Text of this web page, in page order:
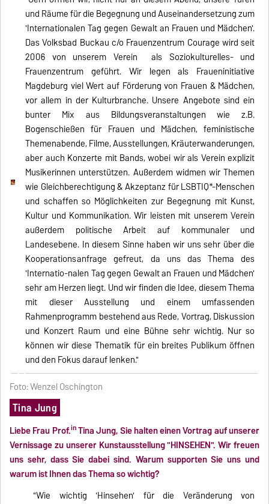
und Räume für die Begegnung und Auseinandersetzung zum
'Internationalen Tag gegen Gewalt an Frauen und Mädchen'.
Das Volksbad Buckau c/o Frauenzentrum Courage wird seit
2006 von unserem Verein als Soziokulturelles- und
Frauenzentrum geführt. Wir legen als Fraueninitiative
Magdeburg viel Wert auf Förderung von Frauen & Mädchen,
vor allem in der Kulturbranche. Unsere Angebote sind ein
bunter Mix aus Bildungsveranstaltungen wie z.B.
Bogenschießen für Frauen und Mädchen, feministische
Themenabende, Filme, Ausstellungen, Kräuterwanderungen,
aber auch Konzerte mit Bands, wobei wir als Verein explizit
Musikerinnen unterstützen. Außerdem widmen wir Themen
wie Gleichberechtigung & Akzeptanz für LSBTIQ*-Menschen
und schaffen so Möglichkeiten zur Begegnung mit Kunst,
Kultur und Kommunikation. Wir leisten mit unserem Verein
außerdem politische Arbeit auf kommunaler und
Landesebene. In diesem Sinne haben wir uns sehr über die
Kooperationsanfrage gefreut, da uns das Thema des
'Internatio-nalen Tag gegen Gewalt an Frauen und Mädchen'
sehr am Herzen liegt. Und wir finden die Idee, diesem Thema
mit dieser Ausstellung und einem umfassenden
Rahmenprogramm bestehend aus Rede, Vortrag, Diskussion
und Konzert Raum und eine Bühne sehr wichtig. Nur so
können wir diese Thematik für ein breites Publikum öffnen
und den Fokus darauf lenken."
Foto: Wenzel Oschington
Tina Jung
Liebe Frau Prof.inTina Jung, Sie halten einen Vortrag auf unserer
Vernissage zu unserer Kunstausstellung "HINSEHEN". Wir freuen
uns sehr, dass Sie dabei sind. Warum supporten Sie uns und
warum ist Ihnen das Thema so wichtig?
"Wie wichtig 'Hinsehen' für die Veränderung von